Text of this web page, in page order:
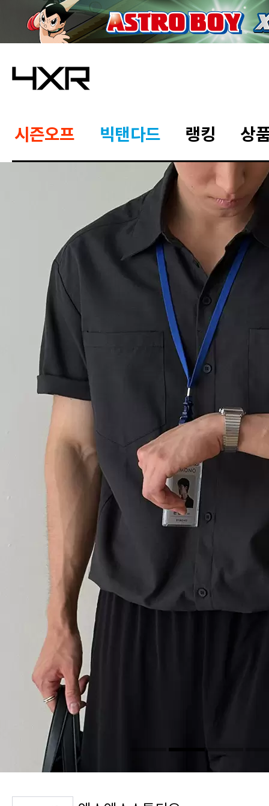
시즌오프 빅탠다드 랭킹 상